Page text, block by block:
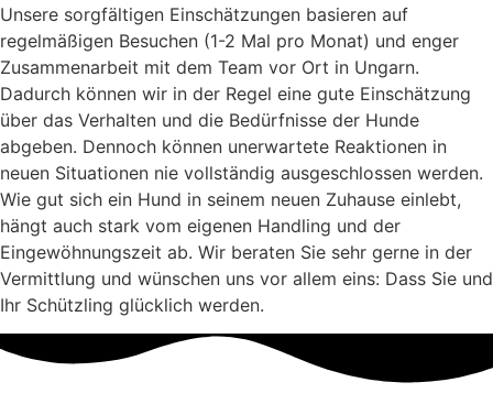
Unsere sorgfältigen Einschätzungen basieren auf
regelmäßigen Besuchen (1-2 Mal pro Monat) und enger
Zusammenarbeit mit dem Team vor Ort in Ungarn.
Dadurch können wir in der Regel eine gute Einschätzung
über das Verhalten und die Bedürfnisse der Hunde
abgeben. Dennoch können unerwartete Reaktionen in
neuen Situationen nie vollständig ausgeschlossen werden.
Wie gut sich ein Hund in seinem neuen Zuhause einlebt,
hängt auch stark vom eigenen Handling und der
Eingewöhnungszeit ab. Wir beraten Sie sehr gerne in der
Vermittlung und wünschen uns vor allem eins: Dass Sie und
Ihr Schützling glücklich werden.